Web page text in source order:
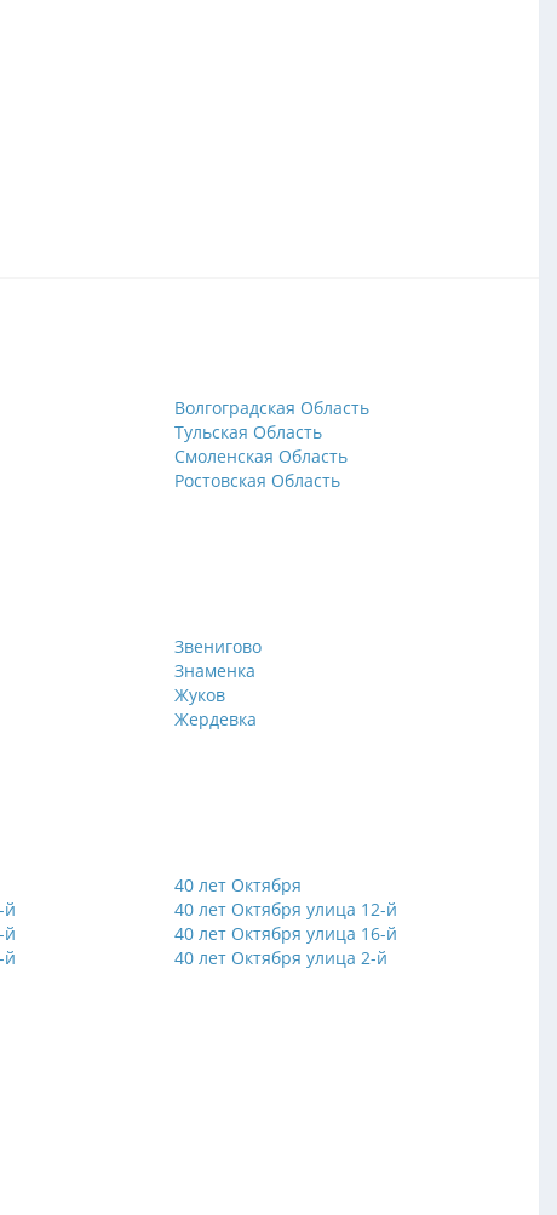
Волгоградская Область
Тульская Область
Смоленская Область
Ростовская Область
Звенигово
Знаменка
Жуков
Жердевка
40 лет Октября
й
40 лет Октября улица 12-й
й
40 лет Октября улица 16-й
й 40 лет Октября улица 2-й